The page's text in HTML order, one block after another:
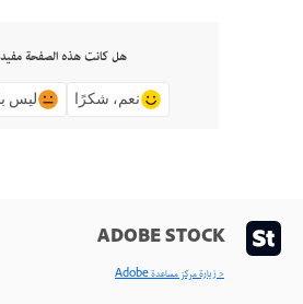
هل كانت هذه الصفحة
نعم، شكرًا ليس
ADOBE STOCK
< زيارة مركز مساعدة Adobe